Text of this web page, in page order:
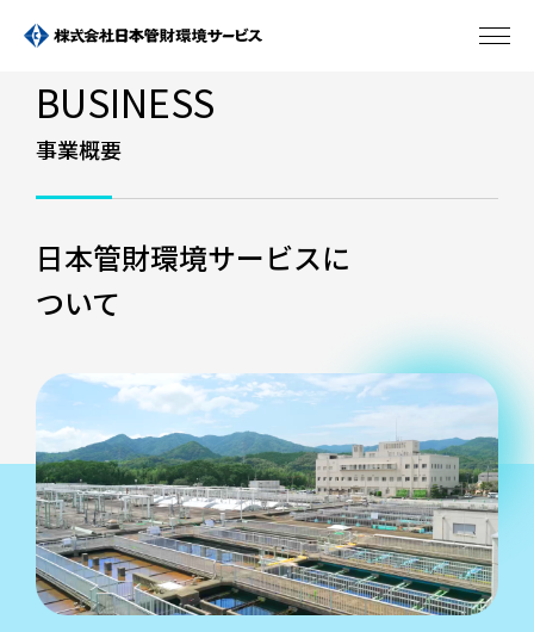
BUSINESS
事業概要
日本管財環境サービスに
ついて